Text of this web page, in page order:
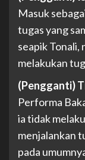
Masuk
tugas yang
seapik Tonali,
melakukan
(Pengganti)
Performa
ia tidak
menjalankan
pada